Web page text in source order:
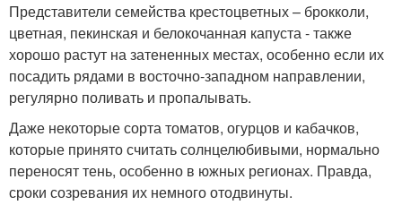
Представители семейства крестоцветных – брокколи,
цветная, пекинская и белокочанная капуста - также
хорошо растут на затененных местах, особенно если их
посадить рядами в восточно-западном направлении,
регулярно поливать и пропалывать.
Даже некоторые сорта томатов, огурцов и кабачков,
которые принято считать солнцелюбивыми, нормально
переносят тень, особенно в южных регионах. Правда,
сроки созревания их немного отодвинуты.